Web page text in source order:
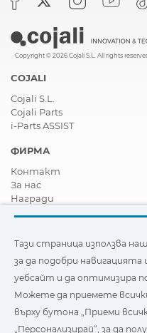
Copyright © 2026 Cojali S.L. All rights
COJALI
Cojali S.L.
Cojali Parts
i-Parts ASSIST
ФИРМА
Контакт
За нас
Награди
Станете дистрибутор
Новини
Видеа
FAQ - Често задавани
Тази страница използва
трети
Тази страница използва
за да подобри
уебсайт и да оптимизира
Можете да приемете
върху бутона „Приеми
„Персонализирай“, за да